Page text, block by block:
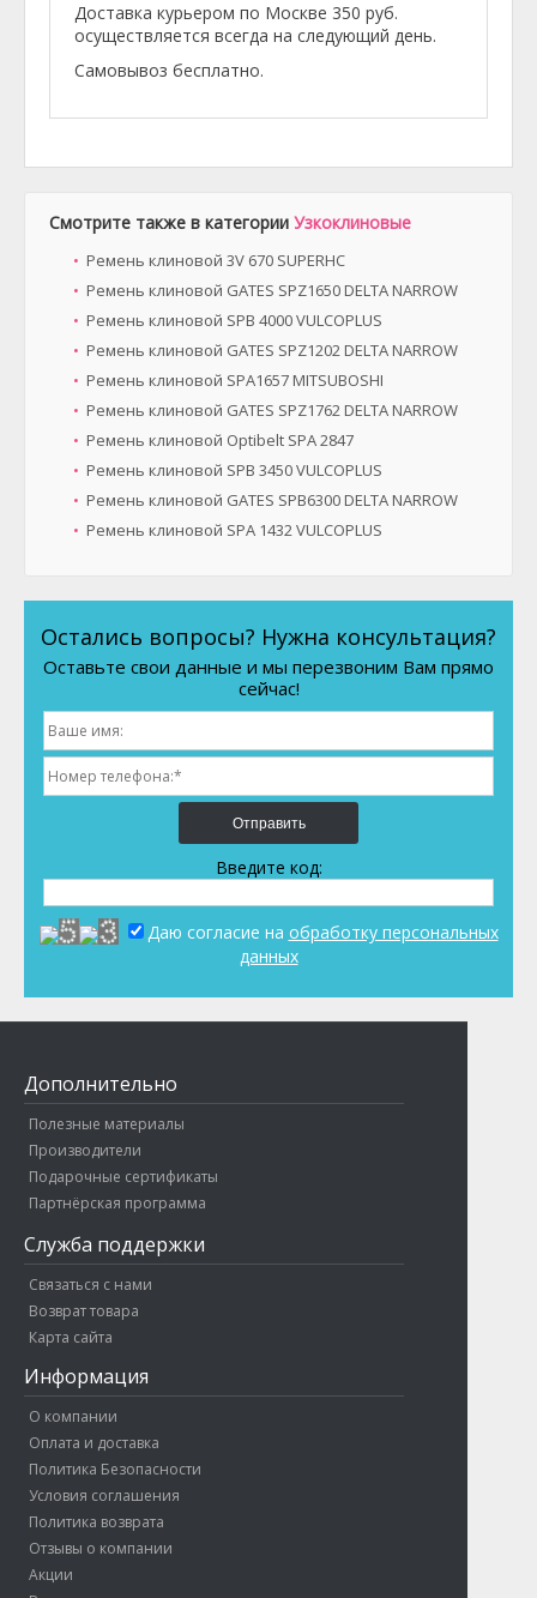
Доставка курьером по Москве 350 руб.
осуществляется всегда на следующий день.
Самовывоз бесплатно.
Смотрите также в категории Узкоклиновые
Ремень клиновой 3V 670 SUPERHC
Ремень клиновой GATES SPZ1650 DELTA NARROW
Ремень клиновой SPB 4000 VULCOPLUS
Ремень клиновой GATES SPZ1202 DELTA NARROW
Ремень клиновой SPA1657 MITSUBOSHI
Ремень клиновой GATES SPZ1762 DELTA NARROW
Ремень клиновой Optibelt SPA 2847
Ремень клиновой SPB 3450 VULCOPLUS
Ремень клиновой GATES SPB6300 DELTA NARROW
Ремень клиновой SPA 1432 VULCOPLUS
Остались вопросы? Нужна консультация?
Оставьте свои данные и мы перезвоним Вам прямо
сейчас!
Отправить
Введите код:
Даю согласие на обработку персональных
данных
Дополнительно
Полезные материалы
Производители
Подарочные сертификаты
Партнёрская программа
Служба поддержки
Связаться с нами
Возврат товара
Карта сайта
Информация
О компании
Оплата и доставка
Политика Безопасности
Условия соглашения
Политика возврата
Отзывы о компании
Акции